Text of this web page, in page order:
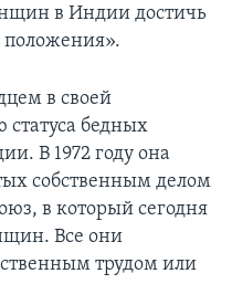
в Индии достичь
положения».
в своей
статуса бедных
В 1972 году она
собственным делом
в который сегодня
Все они
трудом или